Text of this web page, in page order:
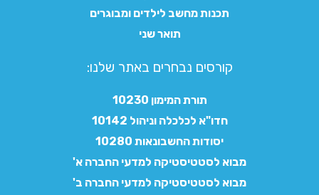
תכנות מחשב לילדים ומבוגרים
תואר שני
קורסים נבחרים באתר שלנו:​
תורת המימון 10230
חדו"א לכלכלה וניהול 10142
יסודות החשבונאות 10280
מבוא לסטטיסטיקה למדעי החברה א'
מבוא לסטטיסטיקה למדעי החברה ב'